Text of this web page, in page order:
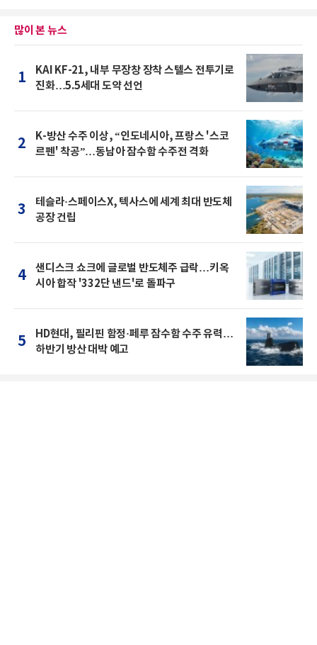
많이 본 뉴스
1
KAI KF-21, 내부 무장창 장착 스텔스 전투기로
진화…5.5세대 도약 선언
2
K-방산 수주 이상, “인도네시아, 프랑스 '스코
르펜' 착공”…동남아 잠수함 수주전 격화
3
테슬라·스페이스X, 텍사스에 세계 최대 반도체
공장 건립
4
샌디스크 쇼크에 글로벌 반도체주 급락…키옥
시아 합작 '332단 낸드'로 돌파구
5
HD현대, 필리핀 함정·페루 잠수함 수주 유력…
하반기 방산 대박 예고